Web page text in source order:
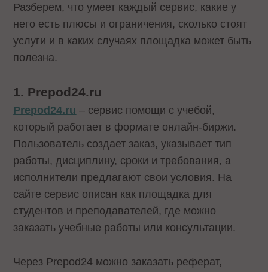
Разберем, что умеет каждый сервис, какие у
него есть плюсы и ограничения, сколько стоят
услуги и в каких случаях площадка может быть
полезна.
1. Prepod24.ru
Prepod24.ru – сервис помощи с учебой,
который работает в формате онлайн-биржи.
Пользователь создает заказ, указывает тип
работы, дисциплину, сроки и требования, а
исполнители предлагают свои условия. На
сайте сервис описан как площадка для
студентов и преподавателей, где можно
заказать учебные работы или консультации.
Через Prepod24 можно заказать реферат,